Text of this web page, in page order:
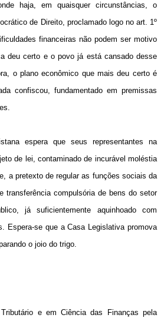
haja, em quaisquer circunstâncias, o
de Direito, proclamado logo no art. 1º
financeiras não podem ser motivo
deu certo e o povo já está cansado desse
o plano econômico que mais deu certo é
confiscou, fundamentado em premissas
espera que seus representantes na
de lei, contaminado de incurável moléstia
a pretexto de regular as funções sociais da
transferência compulsória de bens do setor
já suficientemente aquinhoado com
Espera-se que a Casa Legislativa promova
o joio do trigo.
e em Ciência das Finanças pela